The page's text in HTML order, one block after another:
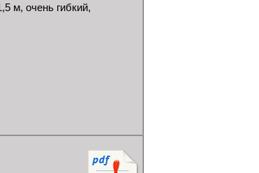
м, очень гибкий,